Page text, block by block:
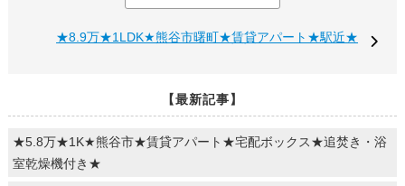
★8.9万★1LDK★熊谷市曙町★賃貸アパート★駅近★
【最新記事】
★5.8万★1K★熊谷市★賃貸アパート★宅配ボックス★追焚き・浴
室乾燥機付き★